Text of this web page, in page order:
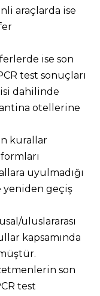
araçlarda ise
ise son
test sonuçları
dahilinde
otellerine
kurallar
uyulmadığı
yeniden geçiş
uluslararası
kapsamında
son
test